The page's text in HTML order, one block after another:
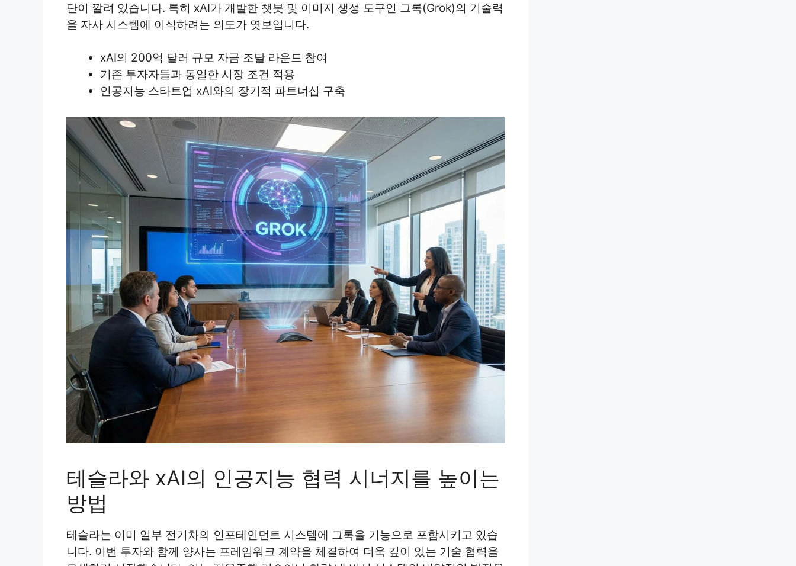
단이 깔려 있습니다. 특히 xAI가 개발한 챗봇 및 이미지 생성 도구인 그록(Grok)의 기술력
을 자사 시스템에 이식하려는 의도가 엿보입니다.
xAI의 200억 달러 규모 자금 조달 라운드 참여
기존 투자자들과 동일한 시장 조건 적용
인공지능 스타트업 xAI와의 장기적 파트너십 구축
테슬라와 xAI의 인공지능 협력 시너지를 높이는
방법
테슬라는 이미 일부 전기차의 인포테인먼트 시스템에 그록을 기능으로 포함시키고 있습
니다. 이번 투자와 함께 양사는 프레임워크 계약을 체결하여 더욱 깊이 있는 기술 협력을